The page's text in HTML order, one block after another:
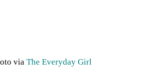
via The Everyday Girl